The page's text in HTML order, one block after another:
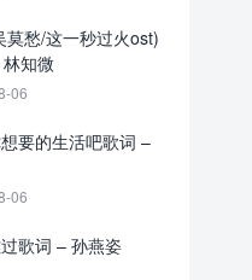
莫愁/这一秒过火ost)
知微
06
要的生活吧歌词 –
06
歌词 – 孙燕姿